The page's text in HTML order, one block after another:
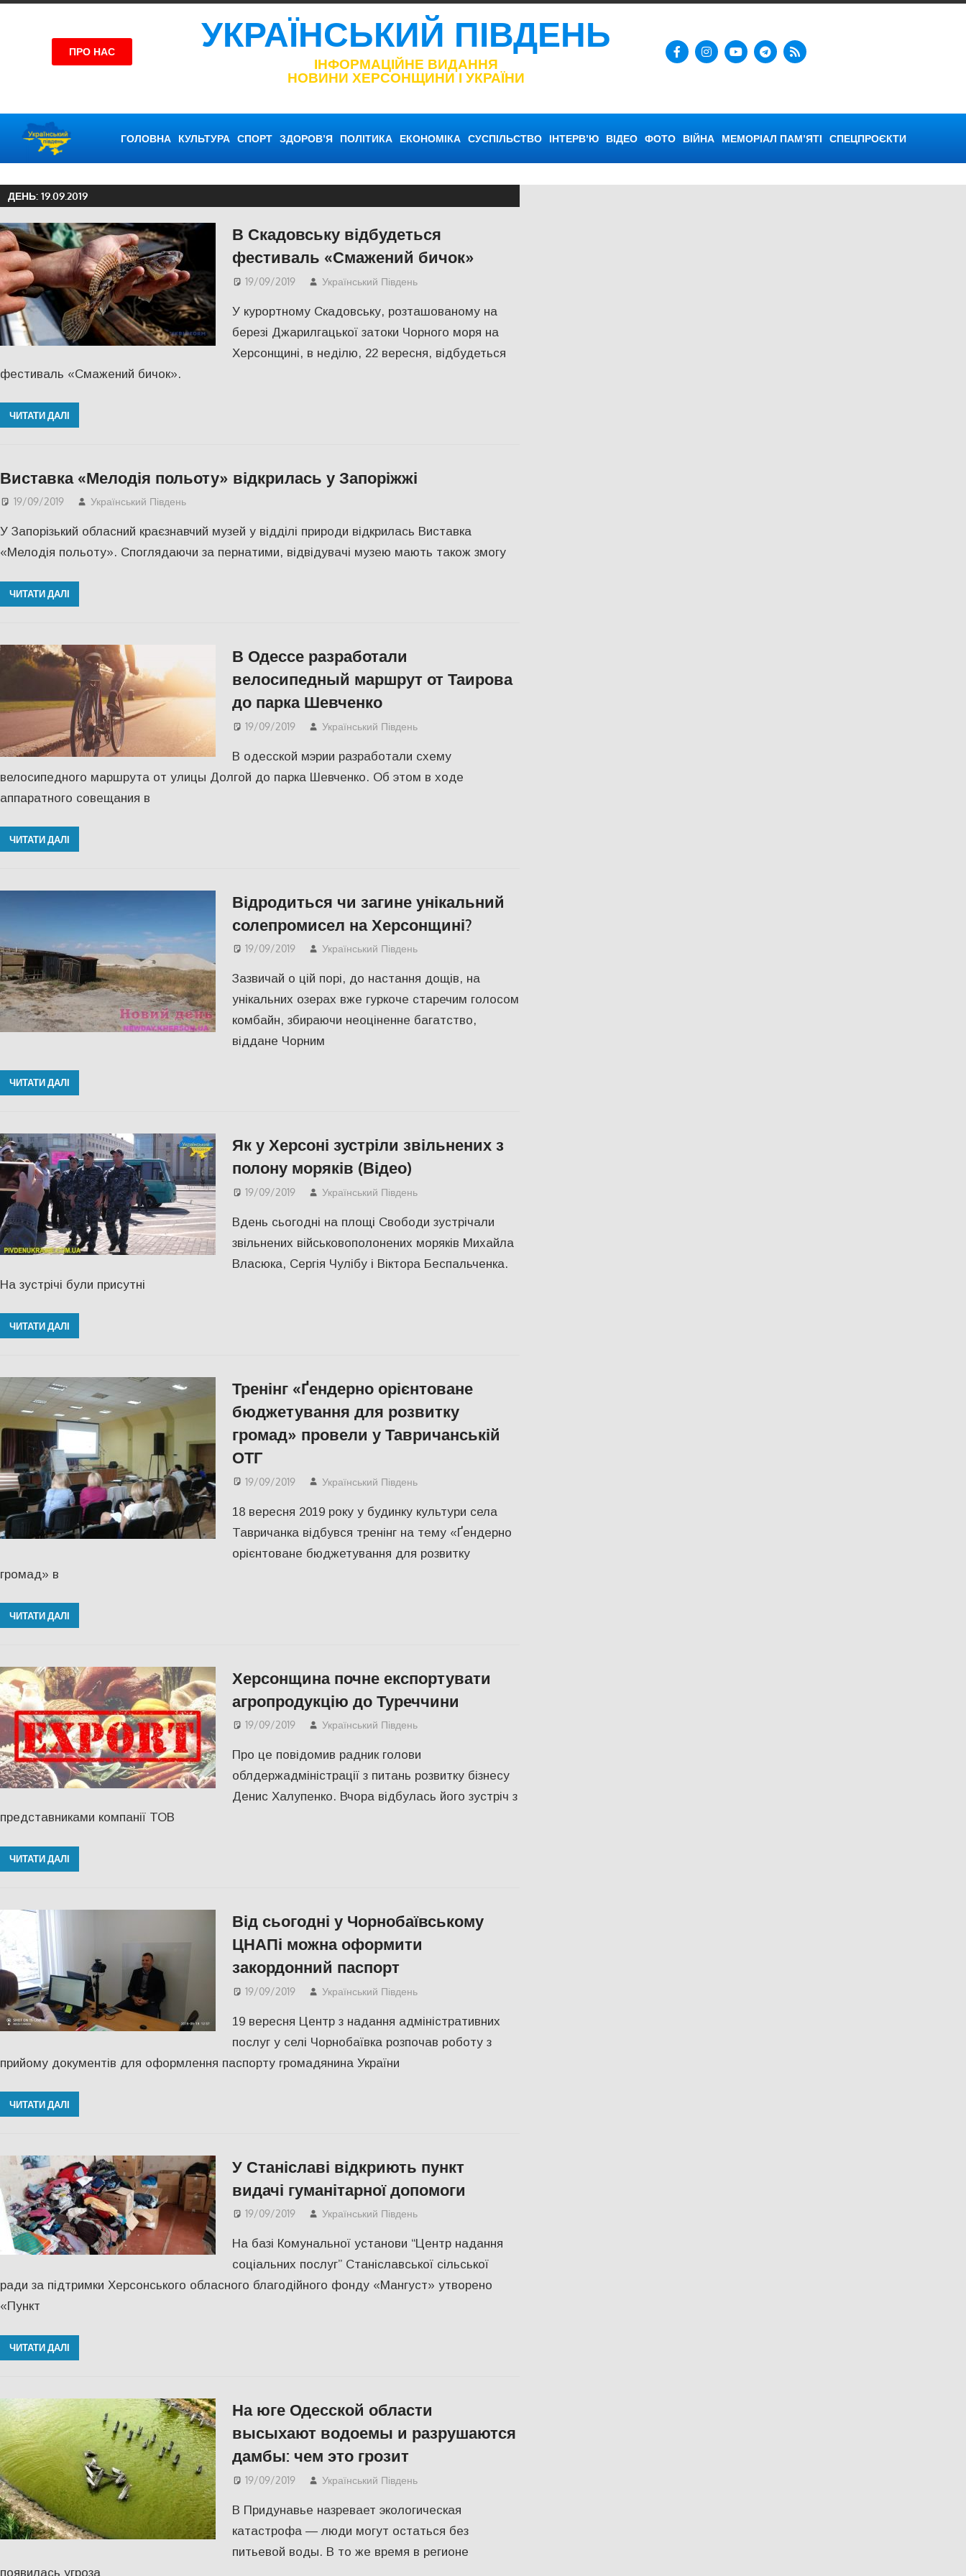
ПРО НАС УКРАЇНСЬКИЙ ПІВДЕНЬ
ІНФОРМАЦІЙНЕ ВИДАННЯ
НОВИНИ ХЕРСОНЩИНИ І УКРАЇНИ
ГОЛОВНА КУЛЬТУРА СПОРТ ЗДОРОВ’Я ПОЛІТИКА ЕКОНОМІКА СУСПІЛЬСТВО ІНТЕРВ’Ю ВІДЕО ФОТО ВІЙНА МЕМОРІАЛ ПАМ’ЯТІ СПЕЦПРОЄКТИ
ДЕНЬ:19.09.2019
В Скадовську відбудеться
фестиваль «Смажений бичок»
19/09/2019 Український Південь
У курортному Скадовську, розташованому на
березі Джарилгацької затоки Чорного моря на
Херсонщині, в неділю, 22 вересня, відбудеться
фестиваль «Смажений бичок».
ЧИТАТИ ДАЛІ
Виставка «Мелодія польоту» відкрилась у Запоріжжі
19/09/2019 Український Південь
У Запорізький обласний краєзнавчий музей у відділі природи відкрилась Виставка
«Мелодія польоту». Споглядаючи за пернатими, відвідувачі музею мають також змогу
ЧИТАТИ ДАЛІ
В Одессе разработали
велосипедный маршрут от Таирова
до парка Шевченко
19/09/2019 Український Південь
В одесской мэрии разработали схему
велосипедного маршрута от улицы Долгой до парка Шевченко. Об этом в ходе
аппаратного совещания в
ЧИТАТИ ДАЛІ
Відродиться чи загине унікальний
солепромисел на Херсонщині?
19/09/2019 Український Південь
Зазвичай о цій порі, до настання дощів, на
унікальних озерах вже гуркоче старечим голосом
комбайн, збираючи неоціненне багатство,
віддане Чорним
ЧИТАТИ ДАЛІ
Як у Херсоні зустріли звільнених з
полону моряків (Відео)
19/09/2019 Український Південь
Вдень сьогодні на площі Свободи зустрічали
звільнених військовополонених моряків Михайла
Власюка, Сергія Чулібу і Віктора Беспальченка.
На зустрічі були присутні
ЧИТАТИ ДАЛІ
Тренінг «Ґендерно орієнтоване
бюджетування для розвитку
громад» провели у Тавричанській
ОТГ
19/09/2019 Український Південь
18 вересня 2019 року у будинку культури села
Тавричанка відбувся тренінг на тему «Ґендерно
орієнтоване бюджетування для розвитку
громад» в
ЧИТАТИ ДАЛІ
Херсонщина почне експортувати
агропродукцію до Туреччини
19/09/2019 Український Південь
Про це повідомив радник голови
облдержадміністрації з питань розвитку бізнесу
Денис Халупенко. Вчора відбулась його зустріч з
представниками компанії ТОВ
ЧИТАТИ ДАЛІ
Від сьогодні у Чорнобаївському
ЦНАПі можна оформити
закордонний паспорт
19/09/2019 Український Південь
19 вересня Центр з надання адміністративних
послуг у селі Чорнобаївка розпочав роботу з
прийому документів для оформлення паспорту громадянина України
ЧИТАТИ ДАЛІ
У Станіславі відкриють пункт
видачі гуманітарної допомоги
19/09/2019 Український Південь
На базі Комунальної установи “Центр надання
соціальних послуг” Станіславської сільської
ради за підтримки Херсонського обласного благодійного фонду «Мангуст» утворено
«Пункт
ЧИТАТИ ДАЛІ
На юге Одесской области
высыхают водоемы и разрушаются
дамбы: чем это грозит
19/09/2019 Український Південь
В Придунавье назревает экологическая
катастрофа — люди могут остаться без
питьевой воды. В то же время в регионе
появилась угроза